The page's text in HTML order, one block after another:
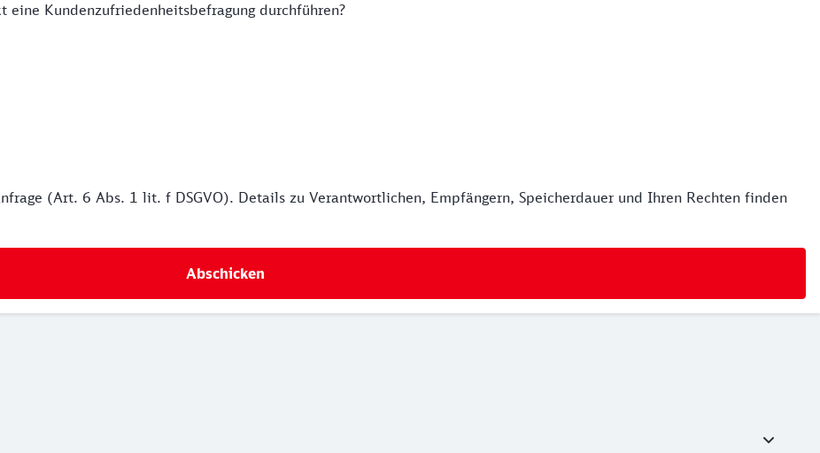
eine Kundenzufriedenheitsbefragung durchführen?
(Art. 6 Abs. 1 lit. f DSGVO). Details zu Verantwortlichen, Empfängern, Speicherdauer und Ihren Rechten finden